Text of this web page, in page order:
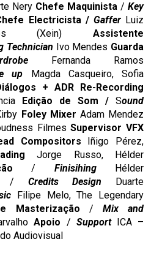
Nery Chefe Maquinista / Key
Electricista / GafferLuiz
(Xein) Assistente
Technician Ivo Mendes Guarda
Fernanda Ramos
up
Magda Casqueiro, Sofia
+ ADR Re-Recording
Edição de Som / Sound
Foley Mixer Adam Mendez
FilmesSupervisor VFX
Compositors Iñigo Pérez,
Jorge Russo, Hélder
/ FinisihingHélder
/ Credits Design
Duarte
Filipe Melo, The Legendary
Masterização / Mix and
Apoio / SupportICA –
Audiovisual